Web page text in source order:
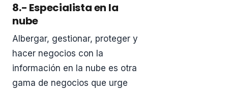
8.- Especialista en la
nube
Albergar, gestionar, proteger y
hacer negocios con la
información en la nube es otra
gama de negocios que urge